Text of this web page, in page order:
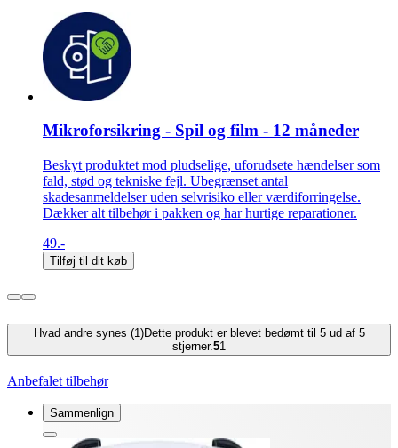
Mikroforsikring - Spil og film - 12 måneder
Beskyt produktet mod pludselige, uforudsete hændelser som
fald, stød og tekniske fejl. Ubegrænset antal
skadesanmeldelser uden selvrisiko eller værdiforringelse.
Dækker alt tilbehør i pakken og har hurtige reparationer.
49.-
Tilføj til dit køb
Hvad andre synes (1)Dette produkt er blevet bedømt til 5 ud af 5
stjerner.51
Anbefalet tilbehør
Sammenlign